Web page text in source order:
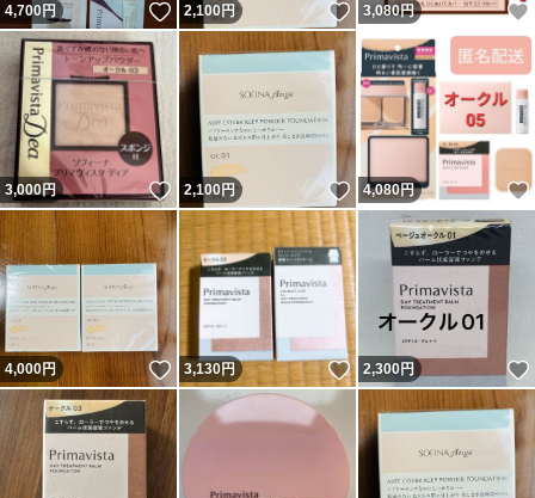
4,700円 いいね！
2,100円 いいね！
3,080円
3,000円 いいね！
2,100円 いいね！
4,080円
4,000円 いいね！
3,130円 いいね！
2,300円